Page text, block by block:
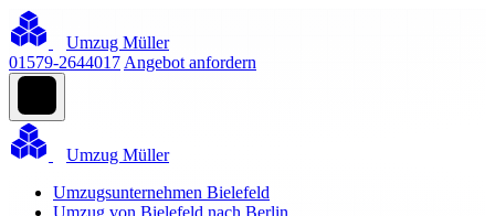
Umzug Müller
01579-2644017 Angebot anfordern
Umzug Müller
Umzugsunternehmen Bielefeld
Umzug von Bielefeld nach Berlin